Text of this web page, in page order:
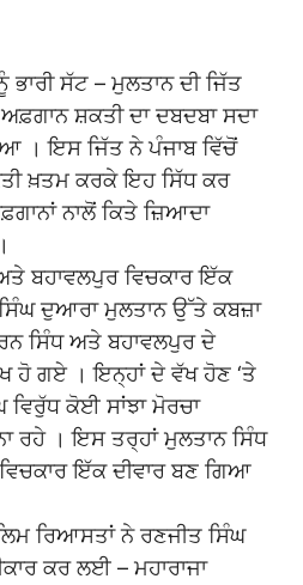
ਸੱਟ – ਮੁਲਤਾਨ ਦੀ ਜਿੱਤ
ਸ਼ਕਤੀ ਦਾ ਦਬਦਬਾ ਸਦਾ
। ਇਸ ਜਿੱਤ ਨੇ ਪੰਜਾਬ ਵਿੱਚੋਂ
ਖ਼ਤਮ ਕਰਕੇ ਇਹ ਸਿੱਧ ਕਰ
ਨਾਲੋਂ ਕਿਤੇ ਜ਼ਿਆਦਾ
ਬਹਾਵਲਪੁਰ ਵਿਚਕਾਰ ਇੱਕ
ਸਿੰਘ ਦੁਆਰਾ ਮੁਲਤਾਨ ਉੱਤੇ ਕਬਜ਼ਾ
ਸਿੰਧ ਅਤੇ ਬਹਾਵਲਪੁਰ ਦੇ
ਹੋ ਗਏ । ਇਨ੍ਹਾਂ ਦੇ ਵੱਖ ਹੋਣ ‘ਤੇ
ਵਿਰੁੱਧ ਕੋਈ ਸਾਂਝਾ ਮੋਰਚਾ
ਰਹੇ । ਇਸ ਤਰ੍ਹਾਂ ਮੁਲਤਾਨ ਸਿੰਧ
ਇੱਕ ਦੀਵਾਰ ਬਣ ਗਿਆ
ਰਿਆਸਤਾਂ ਨੇ ਰਣਜੀਤ ਸਿੰਘ
ਕਰ ਲਈ – ਮਹਾਰਾਜਾ